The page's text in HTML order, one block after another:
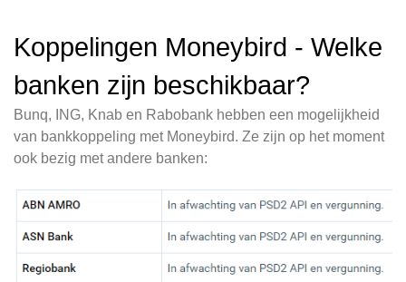
Koppelingen Moneybird - Welke
banken zijn beschikbaar?
Bunq, ING, Knab en Rabobank hebben een mogelijkheid
van bankkoppeling met Moneybird. Ze zijn op het moment
ook bezig met andere banken: